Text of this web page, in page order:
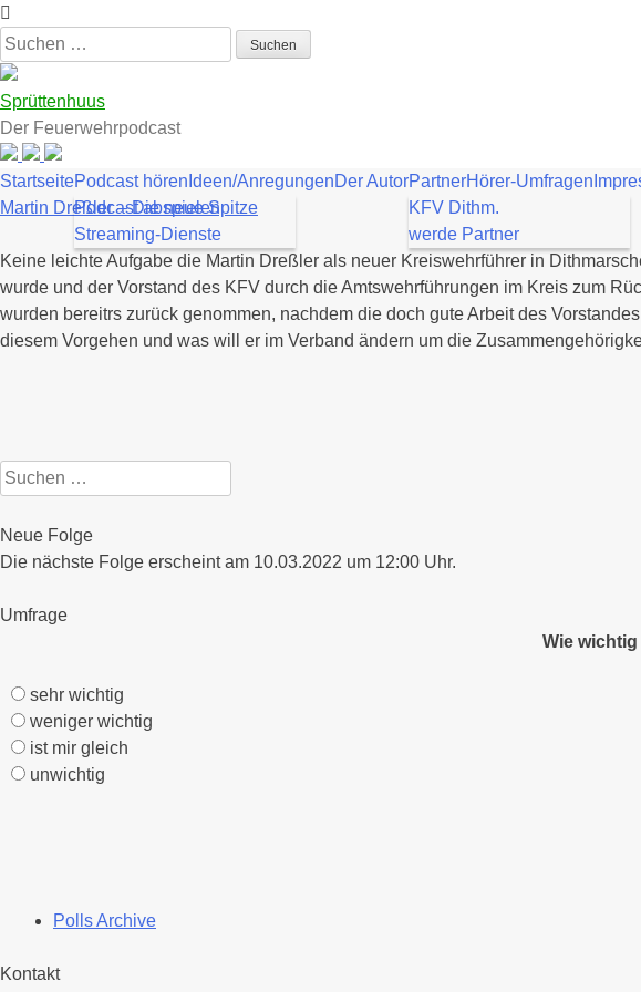
Zum
Inhalt
springen
Suchen
nach:
Sprüttenhuus
Der Feuerwehrpodcast
StartseitePodcast hören
Podcast abspielen
Streaming-Dienste
Ideen/AnregungenDer AutorPartner
KFV Dithm.
werde Partner
Hörer-Umfragen
Martin Dreßler – Die neue Spitze
Keine leichte Aufgabe die Martin Dreßler als neuer Kreiswehrführer in
wurde und der Vorstand des KFV durch die Amtswehrführungen im Kreis zum
wurden bereitrs zurück genommen, nachdem die doch gute Arbeit des
diesem Vorgehen und was will er im Verband ändern um die
Suchen
nach:
Neue Folge
Die nächste Folge erscheint am 10.03.2022 um 12:00 Uhr.
Umfrage
Wie
sehr wichtig
weniger wichtig
ist mir gleich
unwichtig
Polls Archive
Kontakt